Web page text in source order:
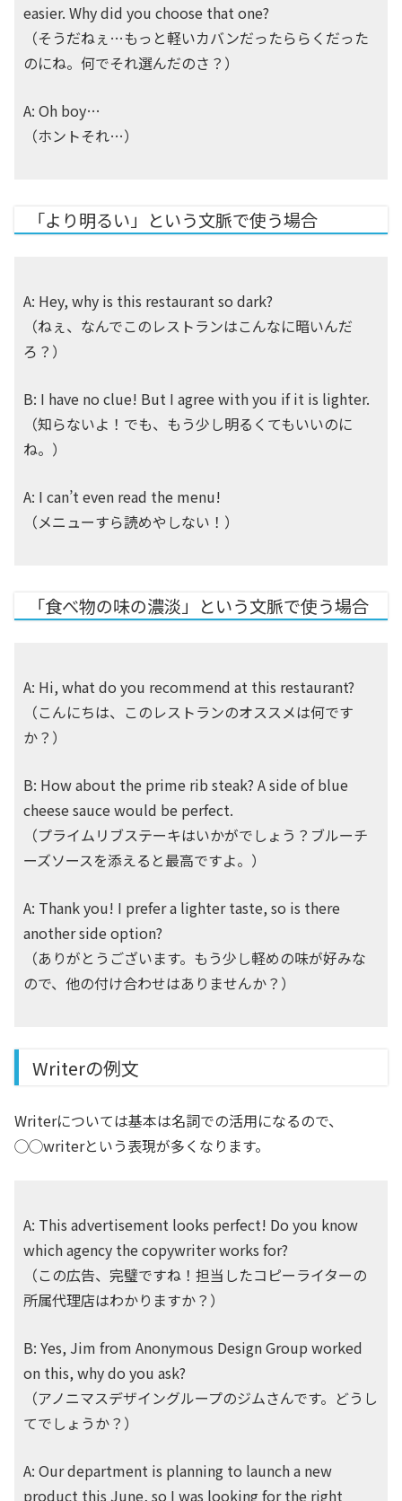
easier. Why did you choose that one?
（そうだねぇ…もっと軽いカバンだったららくだった
のにね。何でそれ選んだのさ？）
A: Oh boy…
（ホントそれ…）
「より明るい」という文脈で使う場合
A: Hey, why is this restaurant so dark?
（ねぇ、なんでこのレストランはこんなに暗いんだ
ろ？）
B: I have no clue! But I agree with you if it is lighter.
（知らないよ！でも、もう少し明るくてもいいのに
ね。）
A: I can’t even read the menu!
（メニューすら読めやしない！）
「食べ物の味の濃淡」という文脈で使う場合
A: Hi, what do you recommend at this restaurant?
（こんにちは、このレストランのオススメは何です
か？）
B: How about the prime rib steak? A side of blue
cheese sauce would be perfect.
（プライムリブステーキはいかがでしょう？ブルーチ
ーズソースを添えると最高ですよ。）
A: Thank you! I prefer a lighter taste, so is there
another side option?
（ありがとうございます。もう少し軽めの味が好みな
ので、他の付け合わせはありませんか？）
Writerの例文
Writerについては基本は名詞での活用になるので、
◯◯writerという表現が多くなります。
A: This advertisement looks perfect! Do you know
which agency the copywriter works for?
（この広告、完璧ですね！担当したコピーライターの
所属代理店はわかりますか？）
B: Yes, Jim from Anonymous Design Group worked
on this, why do you ask?
（アノニマスデザイングループのジムさんです。どうし
てでしょうか？）
A: Our department is planning to launch a new
product this June, so I was looking for the right